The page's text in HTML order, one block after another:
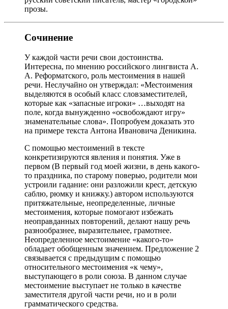
прозы.
Сочинение
У каждой части речи свои достоинства.
Интересна, по мнению российского лингвиста А.
А. Реформатского, роль местоимения в нашей
речи. Неслучайно он утверждал: «Местоимения
выделяются в особый класс словзаместителей,
которые как «запасные игроки» …выходят на
поле, когда вынужденно «освобождают игру»
знаменательные слова». Попробуем доказать это
на примере текста Антона Ивановича Деникина.
С помощью местоимений в тексте
конкретизируются явления и понятия. Уже в
первом (В первый год моей жизни, в день какого-
то праздника, по старому поверью, родители мои
устроили гадание: они разложили крест, детскую
саблю, рюмку и книжку.) автором используются
притяжательные, неопределенные, личные
местоимения, которые помогают избежать
неоправданных повторений, делают нашу речь
разнообразнее, выразительнее, грамотнее.
Неопределенное местоимение «какого-то»
обладает обобщенным значением. Предложение 2
связывается с предыдущим с помощью
относительного местоимения «к чему»,
выступающего в роли союза. В данном случае
местоимение выступает не только в качестве
заместителя другой части речи, но и в роли
грамматического средства.